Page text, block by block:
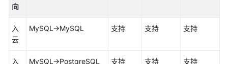
向
入
云
MySQL->MySQL 支持 支持 支持
入
MySQL->PostgreSQL 支持 支持 支持